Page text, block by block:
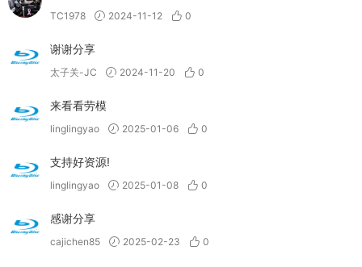
TC1978 2024-11-12 0
谢谢分享
太子关-JC 2024-11-20 0
来看看劳模
linglingyao 2025-01-06 0
支持好资源!
linglingyao 2025-01-08 0
感谢分享
cajichen85 2025-02-23 0